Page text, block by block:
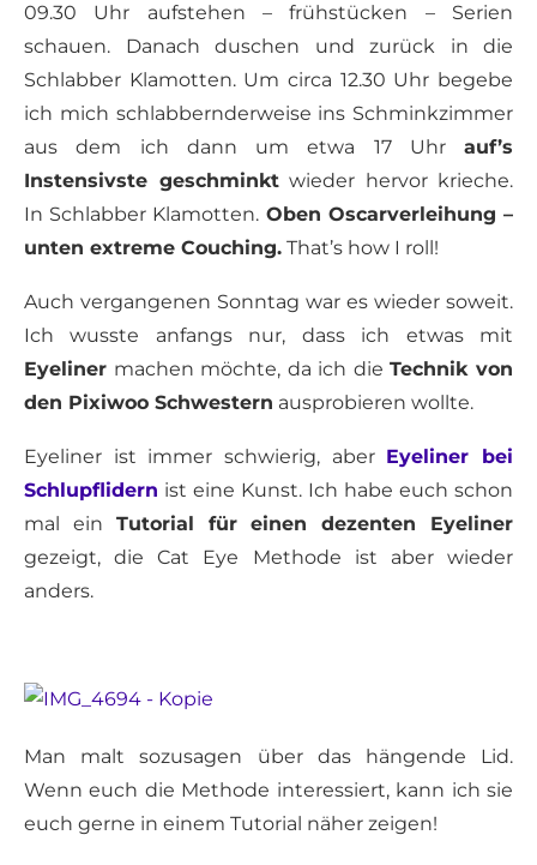
09.30 Uhr aufstehen – frühstücken – Serien
schauen. Danach duschen und zurück in die
Schlabber Klamotten. Um circa 12.30 Uhr begebe
ich mich schlabbernderweise ins Schminkzimmer
aus dem ich dann um etwa 17 Uhr auf’s
Instensivste geschminktwieder hervor krieche.
In Schlabber Klamotten. Oben Oscarverleihung –
unten extreme Couching. That’s how I roll!
Auch vergangenen Sonntag war es wieder soweit.
Ich wusste anfangs nur, dass ich etwas mit
Eyeliner machen möchte, da ich dieTechnik von
den Pixiwoo Schwestern ausprobieren wollte.
Eyeliner ist immer schwierig, aber Eyeliner bei
Schlupflidern ist eine Kunst. Ich habe euch schon
mal ein Tutorial für einen dezenten Eyeliner
gezeigt, die Cat Eye Methode ist aber wieder
anders.
Man malt sozusagen über das hängende Lid.
Wenn euch die Methode interessiert, kann ich sie
euch gerne in einem Tutorial näher zeigen!